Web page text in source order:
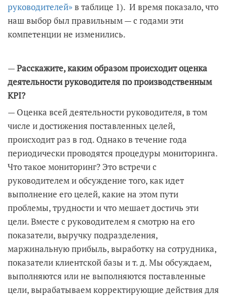
руководителей»в таблице 1). И время показало, что
наш выбор был правильным — с годами эти
компетенции не изменились.
—Расскажите, каким образом происходит оценка
деятельности руководителя по производственным
KPI?
— Оценка всей деятельности руководителя, в том
числе и достижения поставленных целей,
происходит раз в год. Однако в течение года
периодически проводятся процедуры мониторинга.
Что такое мониторинг? Это встречи с
руководителем и обсуждение того, как идет
выполнение его целей, какие на этом пути
проблемы, трудности и что мешает достичь эти
цели. Вместе с руководителем я смотрю на его
показатели, выручку подразделения,
маржинальную прибыль, выработку на сотрудника,
показатели клиентской базы и т. д. Мы обсуждаем,
выполняются или не выполняются поставленные
цели, вырабатываем корректирующие действия для